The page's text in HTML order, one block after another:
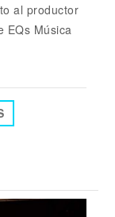
al productor
EQs Música